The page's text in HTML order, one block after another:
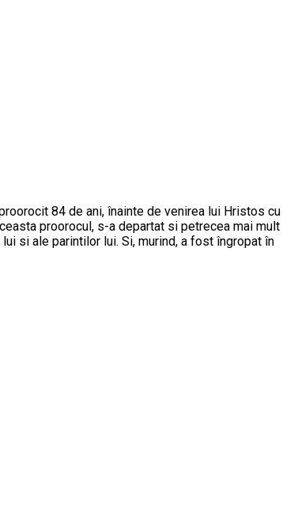
84 de ani, înainte de venirea lui Hristos cu
proorocul, s-a departat si petrecea mai mult
si ale parintilor lui. Si, murind, a fost îngropat în